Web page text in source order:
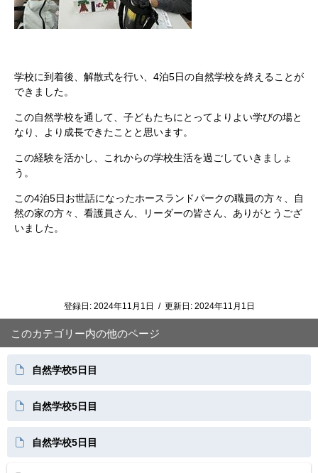
学校に到着後、解散式を行い、4泊5日の自然学校を終えることが
できました。
この自然学校を通して、 子どもたちにとってよりよい学びの場と
なり、より成長できたことと思います。
この経験を活かし、これからの学校生活を過ごしていきましょ
う。
この4泊5日お世話になったホースランドパークの職員の方々、自
然の家の方々、看護員さん、
リーダーの皆さん、 ありがとうござ
いました。
登録日: 2024年11月1日 / 更新日: 2024年11月1日
このカテゴリー内の他のページ
自然学校5日目
自然学校5日目
自然学校5日目